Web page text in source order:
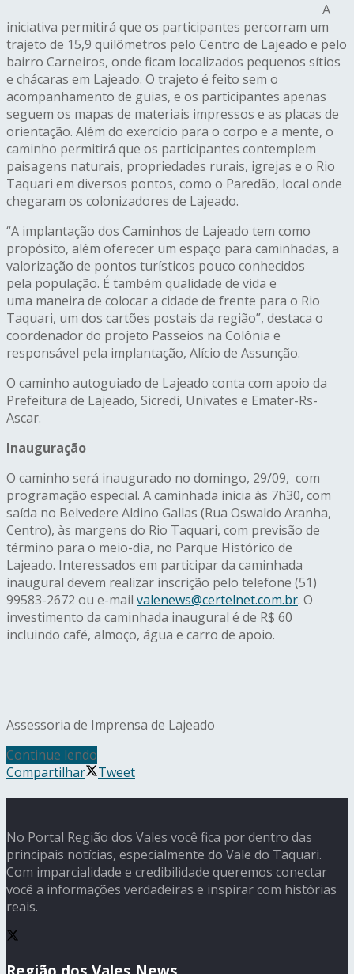
A
iniciativa permitirá que os participantes percorram um
trajeto de 15,9 quilômetros pelo Centro de Lajeado e pelo
bairro Carneiros, onde ficam localizados pequenos sítios
e chácaras em Lajeado. O trajeto é feito sem o
acompanhamento de guias, e os participantes apenas
seguem os mapas de materiais impressos e as placas de
orientação. Além do exercício para o corpo e a mente, o
caminho permitirá que os participantes contemplem
paisagens naturais, propriedades rurais, igrejas e o Rio
Taquari em diversos pontos, como o Paredão, local onde
chegaram os colonizadores de Lajeado.
“A implantação dos Caminhos de Lajeado tem como
propósito, além oferecer um espaço para caminhadas, a
valorização de pontos turísticos pouco conhecidos
pela população. É também qualidade de vida e
uma maneira de colocar a cidade de frente para o Rio
Taquari, um dos cartões postais da região”, destaca o
coordenador do projeto Passeios na Colônia e
responsável pela implantação, Alício de Assunção.
O caminho autoguiado de Lajeado conta com apoio da
Prefeitura de Lajeado, Sicredi, Univates e Emater-Rs-
Ascar.
Inauguração
O caminho será inaugurado no domingo, 29/09, com
programação especial. A caminhada inicia às 7h30, com
saída no Belvedere Aldino Gallas (Rua Oswaldo Aranha,
Centro), às margens do Rio Taquari, com previsão de
término para o meio-dia, no Parque Histórico de
Lajeado. Interessados em participar da caminhada
inaugural devem realizar inscrição pelo telefone (51)
99583-2672 ou e-mail valenews@certelnet.com.br. O
investimento da caminhada inaugural é de R$ 60
incluindo café, almoço, água e carro de apoio.
Assessoria de Imprensa de Lajeado
Continue lendo
Compartilhar
Tweet
No Portal Região dos Vales você fica por dentro das
principais notícias, especialmente do Vale do Taquari.
Com imparcialidade e credibilidade queremos conectar
você a informações verdadeiras e inspirar com histórias
reais.